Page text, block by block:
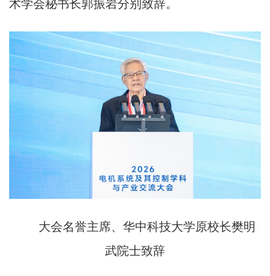
术学会秘书长郭振岩分别致辞。
大会名誉主席、华中科技大学原校长樊明
武院士致辞